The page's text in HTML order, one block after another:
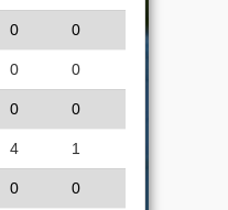
0 0
0 0
0 0
4 1
0 0